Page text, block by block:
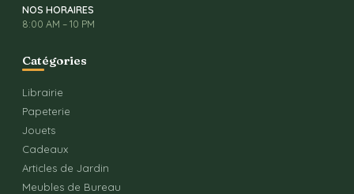
NOS HORAIRES
8:00 AM – 10 PM
Catégories
Librairie
Papeterie
Jouets
Cadeaux
Articles de Jardin
Meubles de Bureau